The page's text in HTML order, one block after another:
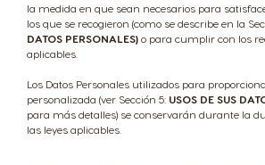
la medida en que sean necesarios para
los que se recogieron (como se describe en la
DATOS PERSONALES) o para cumplir con los
aplicables.
Los Datos Personales utilizados para
personalizada (ver Sección 5: USOS DE SUS
para más detalles) se conservarán durante la
las leyes aplicables.
Hong Kong
Chinese
Indonesia
Indonesian